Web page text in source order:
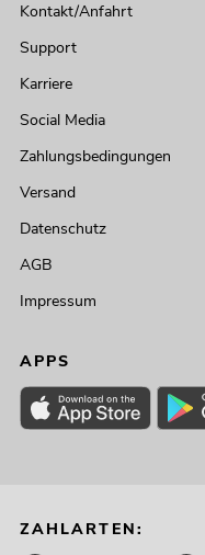
Kontakt/Anfahrt
Support
Karriere
Social Media
Zahlungsbedingungen
Versand
Datenschutz
AGB
Impressum
APPS
ZAHLARTEN: